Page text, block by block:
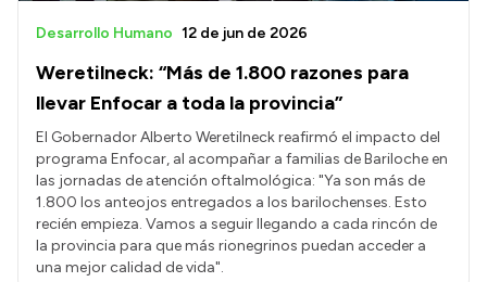
Weretilneck: “Más de 1.800 razones para
llevar Enfocar a toda la provincia”
Desarrollo Humano 12 de jun de 2026
El Gobernador Alberto Weretilneck reafirmó el impacto del
programa Enfocar, al acompañar a familias de Bariloche en
las jornadas de atención oftalmológica: "Ya son más de
1.800 los anteojos entregados a los barilochenses. Esto
recién empieza. Vamos a seguir llegando a cada rincón de
la provincia para que más rionegrinos puedan acceder a
una mejor calidad de vida".